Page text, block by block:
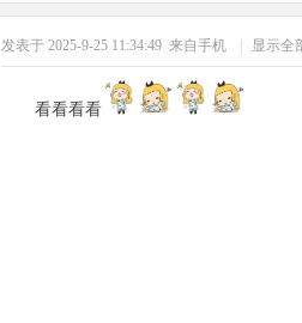
发表于 2025-9-25 11:34:49 来自手机 显示全
看看看看